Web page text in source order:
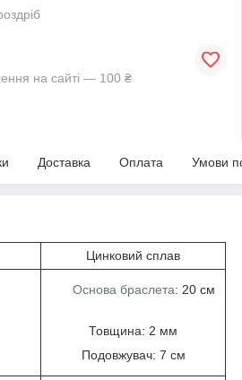
на сайті — 100 ₴
Доставка Оплата Умови
Цинковий сплав
Основа браслета: 20 см
Товщина: 2 мм
Подовжувач: 7 см